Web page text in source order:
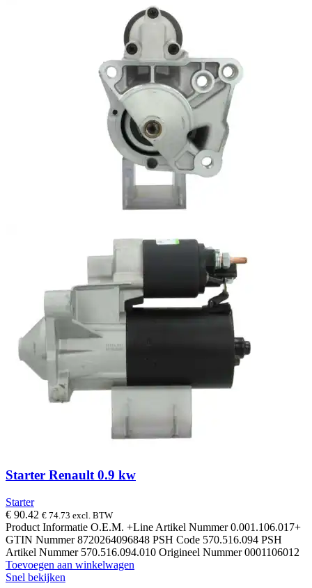
Starter Renault 0.9 kw
Starter
€ 90.42 € 74.73 excl. BTW
Product Informatie O.E.M. +Line Artikel Nummer 0.001.106.017+
GTIN Nummer 8720264096848 PSH Code 570.516.094 PSH
Artikel Nummer 570.516.094.010 Origineel Nummer 0001106012
Toevoegen aan winkelwagen
Snel bekijken